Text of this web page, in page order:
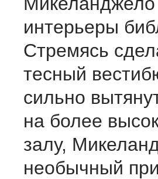
интерьеры
Стремясь
тесный
сильно
на более
залу,
необычный